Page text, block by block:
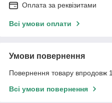
Оплата за реквізитами
Всі умови оплати
Умови повернення
Повернення товару впродовж
Всі умови повернення